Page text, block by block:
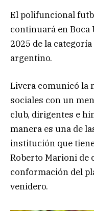
El polifuncional
continuará en Boca
2025 de la
argentino.
Livera comunicó la
sociales con un
club, dirigentes e
manera es una de
institución que
Roberto Marioni de
conformación del
venidero.